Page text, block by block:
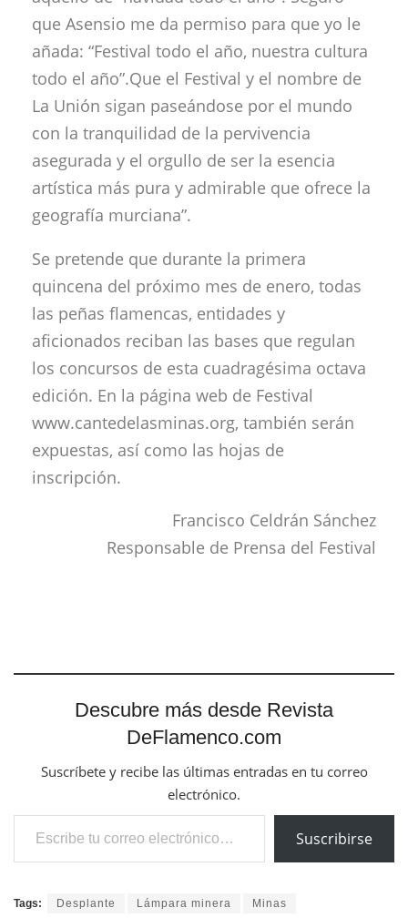
que Asensio me da permiso para que yo le
añada: “Festival todo el año, nuestra cultura
todo el año”.Que el Festival y el nombre de
La Unión sigan paseándose por el mundo
con la tranquilidad de la pervivencia
asegurada y el orgullo de ser la esencia
artística más pura y admirable que ofrece la
geografía murciana”.
Se pretende que durante la primera
quincena del próximo mes de enero, todas
las peñas flamencas, entidades y
aficionados reciban las bases que regulan
los concursos de esta cuadragésima octava
edición. En la página web de Festival
www.cantedelasminas.org, también serán
expuestas, así como las hojas de
inscripción.
Francisco Celdrán Sánchez
Responsable de Prensa del Festival
Descubre más desde Revista
DeFlamenco.com
Suscríbete y recibe las últimas entradas en tu correo
electrónico.
Escribe tu correo electrónico…
Suscribirse
Tags: Desplante Lámpara minera Minas